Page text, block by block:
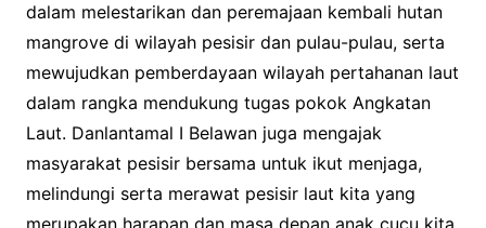
dalam melestarikan dan peremajaan kembali hutan
mangrove di wilayah pesisir dan pulau-pulau, serta
mewujudkan pemberdayaan wilayah pertahanan laut
dalam rangka mendukung tugas pokok Angkatan
Laut. Danlantamal I Belawan juga mengajak
masyarakat pesisir bersama untuk ikut menjaga,
melindungi serta merawat pesisir laut kita yang
merupakan harapan dan masa depan anak cucu kita.